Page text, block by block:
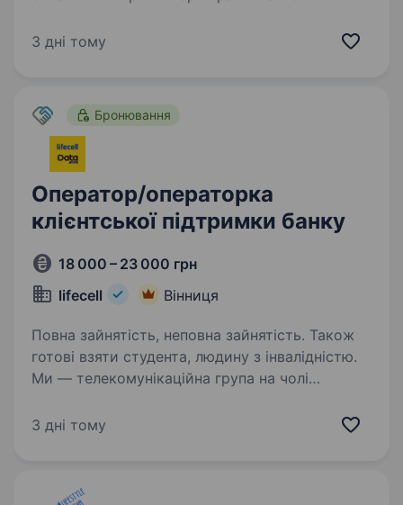
по роботі з клієнтами, операторів call-центру.
3 дні тому
Бронювання
Оператор/операторка
клієнтської підтримки банку
18 000 – 23 000 грн
lifecell
Вінниця
Повна зайнятість, неповна зайнятість. Також
готові взяти студента, людину з інвалідністю.
Ми — телекомунікаційна група на чолі
фіксований зв’язок, інтернет, телебачення
на зв’язку, інвестуючи…
3 дні тому